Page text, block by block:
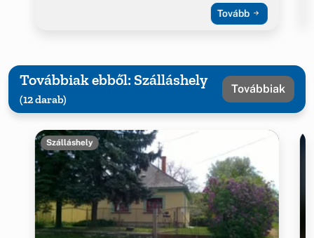
Tovább
Továbbiak ebből: Szálláshely
(12 darab)
Továbbiak
Szálláshely